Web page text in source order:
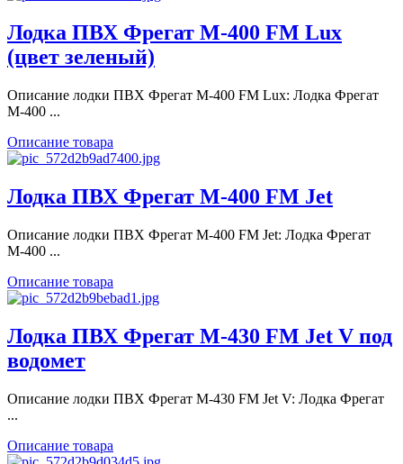
Лодка ПВХ Фрегат M-400 FM Lux
(цвет зеленый)
Описание лодки ПВХ Фрегат M-400 FM Lux: Лодка Фрегат
М-400 ...
Описание товара
Лодка ПВХ Фрегат M-400 FM Jet
Описание лодки ПВХ Фрегат M-400 FM Jet: Лодка Фрегат
М-400 ...
Описание товара
Лодка ПВХ Фрегат M-430 FM Jet V под
водомет
Описание лодки ПВХ Фрегат M-430 FM Jet V: Лодка Фрегат
...
Описание товара